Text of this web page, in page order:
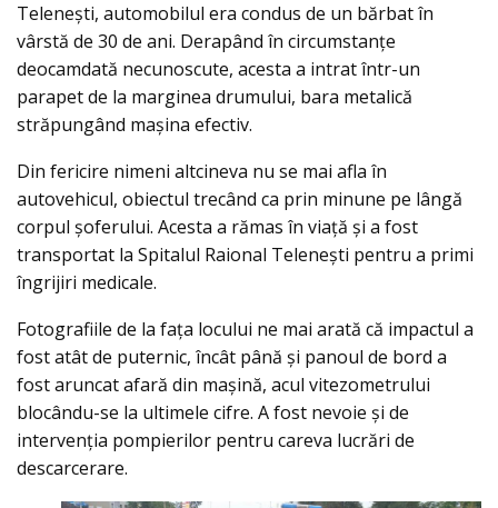
Teleneşti, automobilul era condus de un bărbat în
vârstă de 30 de ani. Derapând în circumstanţe
deocamdată necunoscute, acesta a intrat într-un
parapet de la marginea drumului, bara metalică
străpungând maşina efectiv.
Din fericire nimeni altcineva nu se mai afla în
autovehicul, obiectul trecând ca prin minune pe lângă
corpul şoferului. Acesta a rămas în viaţă şi a fost
transportat la Spitalul Raional Teleneşti pentru a primi
îngrijiri medicale.
Fotografiile de la faţa locului ne mai arată că impactul a
fost atât de puternic, încât până şi panoul de bord a
fost aruncat afară din maşină, acul vitezometrului
blocându-se la ultimele cifre. A fost nevoie şi de
intervenția pompierilor pentru careva lucrări de
descarcerare.